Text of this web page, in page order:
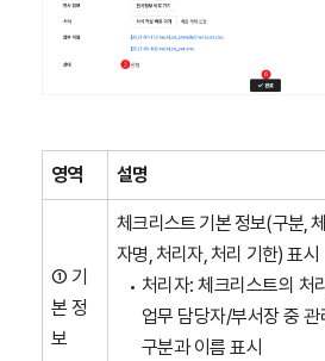
영역 설명
① 기
본 정
보
체크리스트 기본 정보(구분,
자명, 처리자, 처리 기한) 표시
처리자: 체크리스트의 처
업무 담당자/부서장 중
구분과 이름 표시